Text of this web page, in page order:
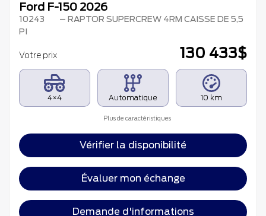
Ford F-150 2026
10243
– RAPTOR SUPERCREW 4RM CAISSE DE 5,5
PI
Votre prix 130 433$
4×4 Automatique 10 km
Plus de caractéristiques
Vérifier la disponibilité
Évaluer mon échange
Demande d'informations